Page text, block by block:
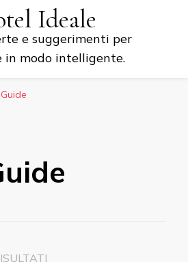
Ideale
e suggerimenti per
in modo intelligente.